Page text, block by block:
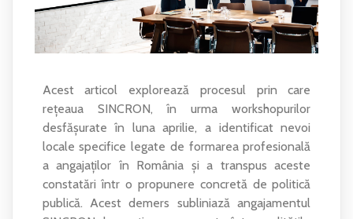
Acest articol explorează procesul prin care
rețeaua SINCRON, în urma workshopurilor
desfășurate în luna aprilie, a identificat nevoi
locale specifice legate de formarea profesională
a angajaților în România și a transpus aceste
constatări într o propunere concretă de politică
publică. Acest demers subliniază angajamentul